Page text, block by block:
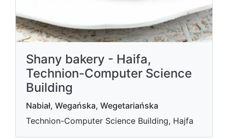
Shany bakery - Haifa,
Technion-Computer Science
Building
Nabiał, Wegańska, Wegetariańska
Technion-Computer Science Building, Hajfa